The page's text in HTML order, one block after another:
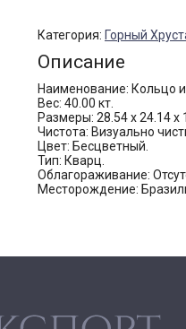
Категория: Горный
Описание
Наименование: Кольцо
Вес: 40.00 кт.
Размеры: 28.54 х 24.14 х
Чистота: Визуально
Цвет: Бесцветный.
Тип: Кварц.
Облагораживание:
Месторождение: